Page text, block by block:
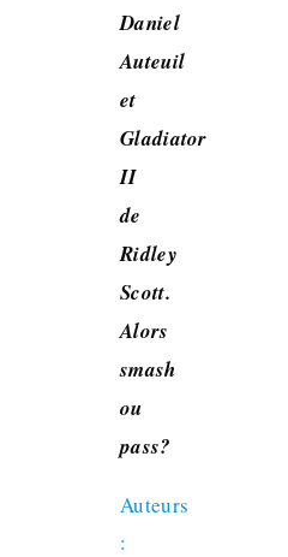
Daniel
Auteuil
et
Gladiator
II
de
Ridley
Scott.
Alors
smash
ou
pass?
Auteurs
: